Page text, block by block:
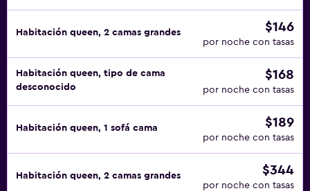
Habitación queen, 2 camas grandes $146
por noche con tasas
Habitación queen, tipo de cama
desconocido
$168
por noche con tasas
Habitación queen, 1 sofá cama $189
por noche con tasas
Habitación queen, 2 camas grandes $344
por noche con tasas